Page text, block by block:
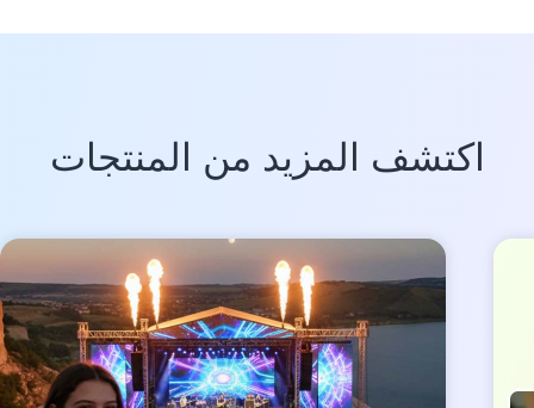
اكتشف المزيد من المنتجات